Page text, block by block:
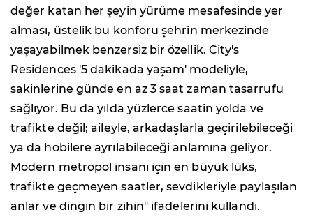
değer katan her şeyin yürüme mesafesinde yer
alması, üstelik bu konforu şehrin merkezinde
yaşayabilmek benzersiz bir özellik. City's
Residences '5 dakikada yaşam' modeliyle,
sakinlerine günde en az 3 saat zaman tasarrufu
sağlıyor. Bu da yılda yüzlerce saatin yolda ve
trafikte değil; aileyle, arkadaşlarla geçirilebileceği
ya da hobilere ayrılabileceği anlamına geliyor.
Modern metropol insanı için en büyük lüks,
trafikte geçmeyen saatler, sevdikleriyle paylaşılan
anlar ve dingin bir zihin" ifadelerini kullandı.